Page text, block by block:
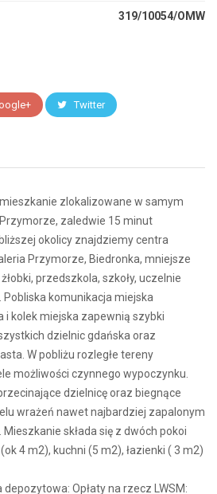
319/10054/OMW
Twitter
zlokalizowane w samym
zaledwie 15 minut
okolicy znajdziemy centra
Przymorze, Biedronka, mniejsze
przedszkola, szkoły, uczelnie
Pobliska komunikacja miejska
kolek miejska zapewnią szybki
dzielnic gdańska oraz
W pobliżu rozległe tereny
możliwości czynnego wypoczynku.
dzielnicę oraz biegnące
wrażeń nawet najbardziej zapalonym
składa się z dwóch pokoi
4 m2), kuchni (5 m2), łazienki ( 3 m2)
depozytowa: Opłaty na rzecz LWSM: